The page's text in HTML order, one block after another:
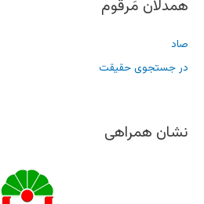
همدلان مَرقُوم
صاد
در جستجوی حقیقت
نشان همراهی